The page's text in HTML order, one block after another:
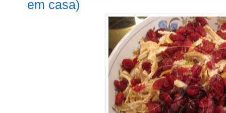
em casa)